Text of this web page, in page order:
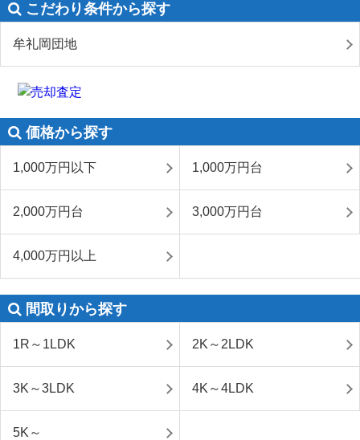
こだわり条件から探す
牟礼岡団地
価格から探す
1,000万円以下 1,000万円台
2,000万円台 3,000万円台
4,000万円以上
間取りから探す
1R～1LDK 2K～2LDK
3K～3LDK 4K～4LDK
5K～